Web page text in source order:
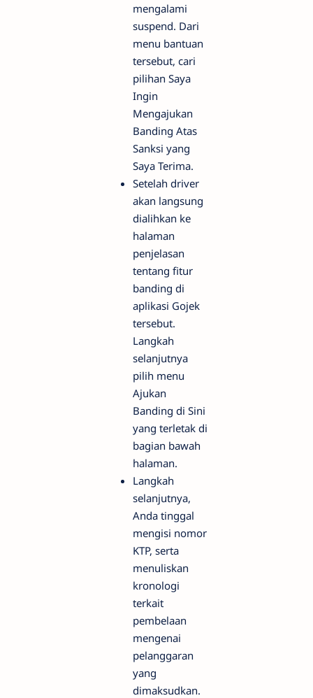
mengalami
suspend. Dari
menu bantuan
tersebut, cari
pilihan Saya
Ingin
Mengajukan
Banding Atas
Sanksi yang
Saya Terima.
Setelah driver
akan langsung
dialihkan ke
halaman
penjelasan
tentang fitur
banding di
aplikasi Gojek
tersebut.
Langkah
selanjutnya
pilih menu
Ajukan
Banding di Sini
yang terletak di
bagian bawah
halaman.
Langkah
selanjutnya,
Anda tinggal
mengisi nomor
KTP, serta
menuliskan
kronologi
terkait
pembelaan
mengenai
pelanggaran
yang
dimaksudkan.